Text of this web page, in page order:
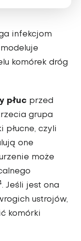
infekcjom
komórek dróg
płuc przed
grupa
płucne, czyli
one
może
. Jeśli jest ona
ustrojów,
komórki